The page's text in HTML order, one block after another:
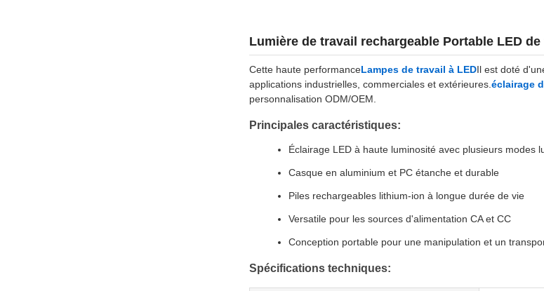
Lumière de travail rechargeable Portable LED
Cette haute performanceLampes de travail à LEDIl est doté
applications industrielles, commerciales et extérieures. éclairage
personnalisation ODM/OEM.
Principales caractéristiques:
Éclairage LED à haute luminosité avec plusieurs modes
Casque en aluminium et PC étanche et durable
Piles rechargeables lithium-ion à longue durée de vie
Versatile pour les sources d'alimentation CA et CC
Conception portable pour une manipulation et un
Spécifications techniques: